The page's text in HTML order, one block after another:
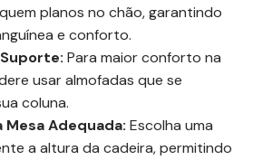
planos no chão, garantindo
e conforto.
Para maior conforto na
usar almofadas que se
coluna.
Adequada: Escolha uma
a altura da cadeira, permitindo